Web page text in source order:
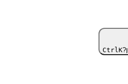
CtrlK